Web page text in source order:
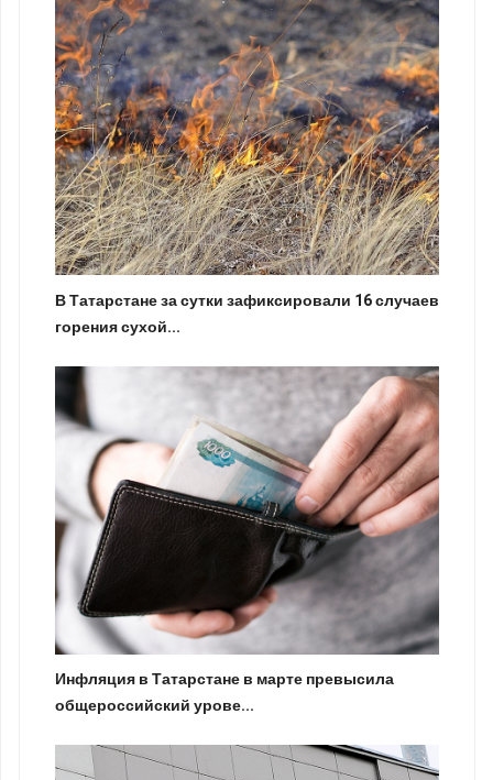
В Татарстане за сутки зафиксировали 16 случаев
горения сухой...
Инфляция в Татарстане в марте превысила
общероссийский урове...